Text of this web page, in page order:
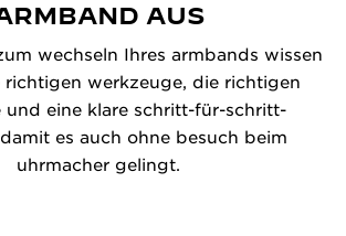
AUS
wechseln Ihres armbands wissen
richtigen werkzeuge, die richtigen
und eine klare schritt-für-schritt-
es auch ohne besuch beim
uhrmacher gelingt.